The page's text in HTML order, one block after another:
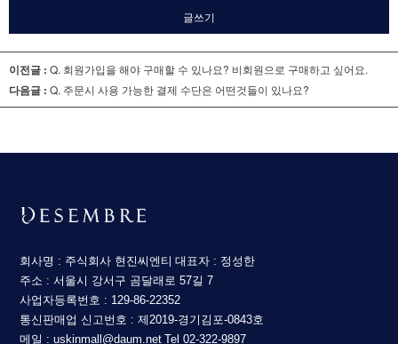
글쓰기
이전글 : Q. 회원가입을 해야 구매할 수 있나요? 비회원으로 구매하고 싶어요.
다음글 : Q. 주문시 사용 가능한 결제 수단은 어떤것들이 있나요?
회사명 : 주식회사 현진씨엔티 대표자 : 정성한
주소 : 서울시 강서구 곰달래로 57길 7
사업자등록번호 : 129-86-22352
통신판매업 신고번호 : 제2019-경기김포-0843호
메일 : uskinmall@daum.net Tel 02-322-9897